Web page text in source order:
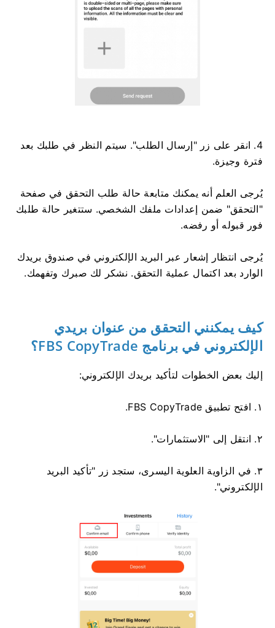
4. انقر على زر "إرسال الطلب". سيتم النظر في طلبك بعد
فترة وجيزة.
يُرجى العلم أنه يمكنك متابعة حالة طلب التحقق في صفحة
"التحقق" ضمن إعدادات ملفك الشخصي. ستتغير حالة طلبك
فور قبوله أو رفضه.
يُرجى انتظار إشعار عبر البريد الإلكتروني في صندوق بريدك
الوارد بعد اكتمال عملية التحقق. نشكر لك صبرك وتفهمك.
كيف يمكنني التحقق من عنوان بريدي
الإلكتروني في برنامج FBS CopyTrade؟
إليك بعض الخطوات لتأكيد بريدك الإلكتروني:
١. افتح تطبيق FBS CopyTrade.
٢. انتقل إلى "الاستثمارات".
٣. في الزاوية العلوية اليسرى، ستجد زر "تأكيد البريد
الإلكتروني".